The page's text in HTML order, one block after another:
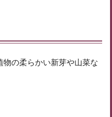
の柔らかい新芽や山菜な